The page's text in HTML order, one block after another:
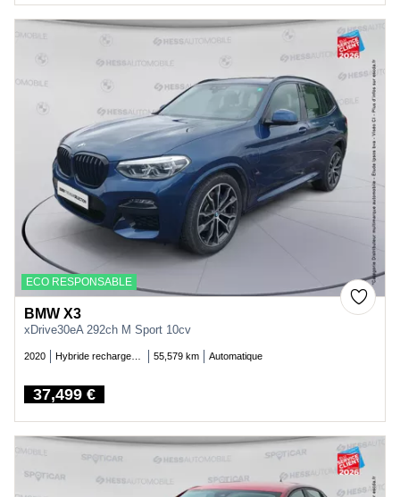
ECO RESPONSABLE
BMW X3
xDrive30eA 292ch M Sport 10cv
2020 55,579 km Automatique
Price
37,499 €